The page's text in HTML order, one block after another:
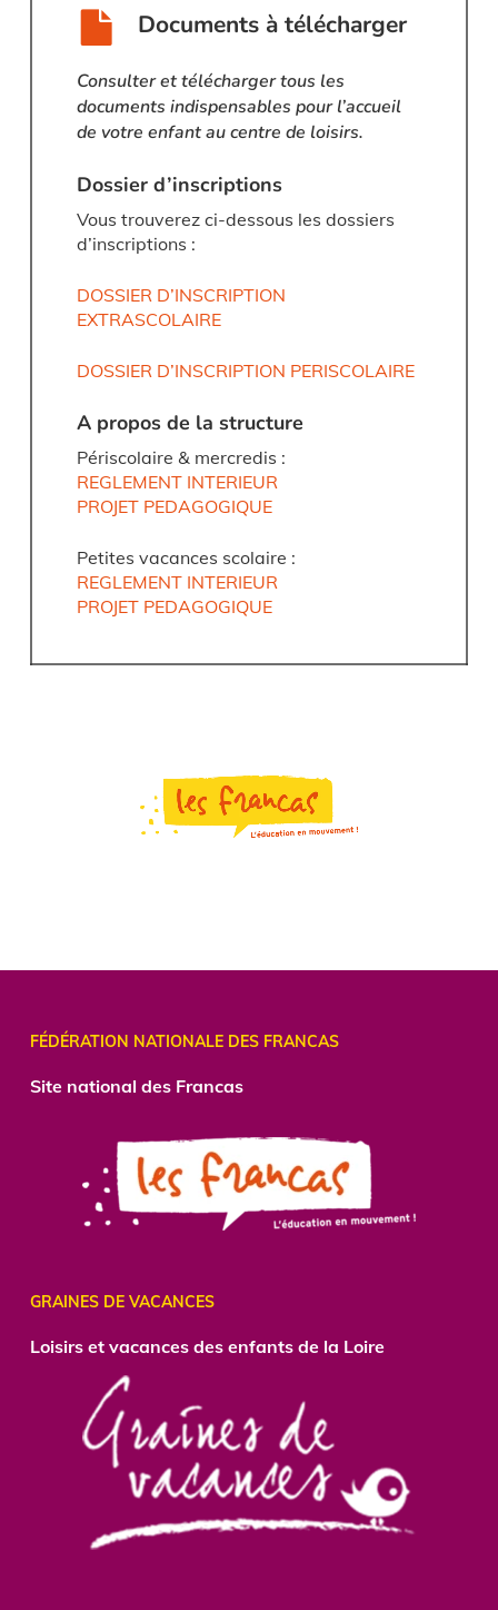
Documents à télécharger
Consulter et télécharger tous les
documents indispensables pour l’accueil
de votre enfant au centre de loisirs.
Dossier d’inscriptions
Vous trouverez ci-dessous les dossiers
d’inscriptions :
DOSSIER D’INSCRIPTION
EXTRASCOLAIRE
DOSSIER D’INSCRIPTION PERISCOLAIRE
A propos de la structure
Périscolaire & mercredis :
REGLEMENT INTERIEUR
PROJET PEDAGOGIQUE
Petites vacances scolaire :
REGLEMENT INTERIEUR
PROJET PEDAGOGIQUE
FÉDÉRATION NATIONALE DES FRANCAS
Site national des Francas
GRAINES DE VACANCES
Loisirs et vacances des enfants de la Loire